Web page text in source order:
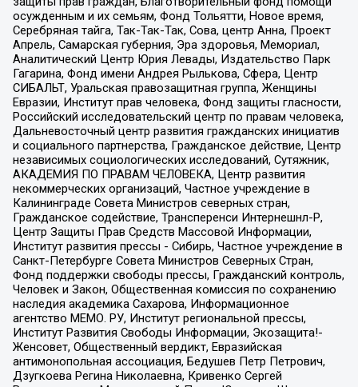
осужденным и их семьям, Фонд Тольятти, Новое время,
Серебряная тайга, Так-Так-Так, Сова, центр Анна, Проект
Апрель, Самарская губерния, Эра здоровья, Мемориал,
Аналитический Центр Юрия Левады, Издательство Парк
Гагарина, Фонд имени Андрея Рылькова, Сфера, Центр
СИБАЛЬТ, Уральская правозащитная группа, Женщины
Евразии, Институт прав человека, Фонд защиты гласности,
Российский исследовательский центр по правам человека,
Дальневосточный центр развития гражданских инициатив
и социального партнерства, Гражданское действие, Центр
независимых социологических исследований, Сутяжник,
АКАДЕМИЯ ПО ПРАВАМ ЧЕЛОВЕКА, Центр развития
некоммерческих организаций, Частное учреждение в
Калининграде Совета Министров северных стран,
Гражданское содействие, Трансперенси Интернешнл-Р,
Центр Защиты Прав Средств Массовой Информации,
Институт развития прессы - Сибирь, Частное учреждение в
Санкт-Петербурге Совета Министров Северных Стран,
Фонд поддержки свободы прессы, Гражданский контроль,
Человек и Закон, Общественная комиссия по сохранению
наследия академика Сахарова, Информационное
агентство МЕМО. РУ, Институт региональной прессы,
Институт Развития Свободы Информации, Экозащита!-
Женсовет, Общественный вердикт, Евразийская
антимонопольная ассоциация, Бедушев Петр Петрович,
Дзугкоева Регина Николаевна, Кривенко Сергей